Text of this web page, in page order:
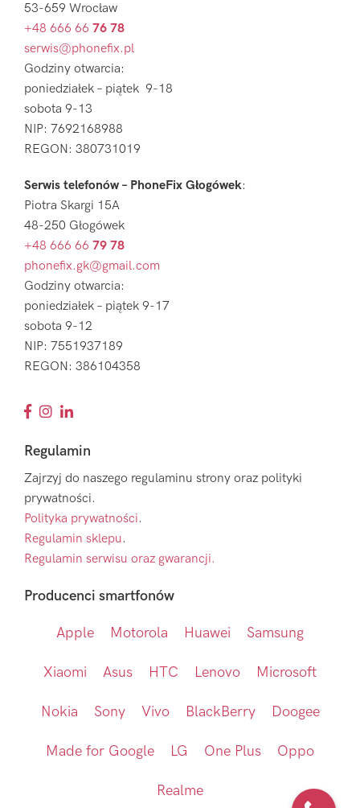
53-659 Wrocław
+48 666 66 76 78
serwis@phonefix.pl
Godziny otwarcia:
poniedziałek – piątek 9-18
sobota 9-13
NIP: 7692168988
REGON: 380731019
Serwis telefonów – PhoneFix Głogówek:
Piotra Skargi 15A
48-250 Głogówek
+48 666 66 79 78
phonefix.gk@gmail.com
Godziny otwarcia:
poniedziałek – piątek 9-17
sobota 9-12
NIP: 7551937189
REGON: 386104358
Regulamin
Zajrzyj do naszego regulaminu strony oraz polityki
prywatności.
Polityka prywatności.
Regulamin sklepu.
Regulamin serwisu oraz gwarancji.
Producenci smartfonów
Apple Motorola Huawei Samsung
Xiaomi Asus HTC Lenovo Microsoft
Nokia Sony Vivo BlackBerry Doogee
Made for Google LG One Plus Oppo
Realme